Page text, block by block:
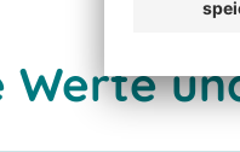
Werte